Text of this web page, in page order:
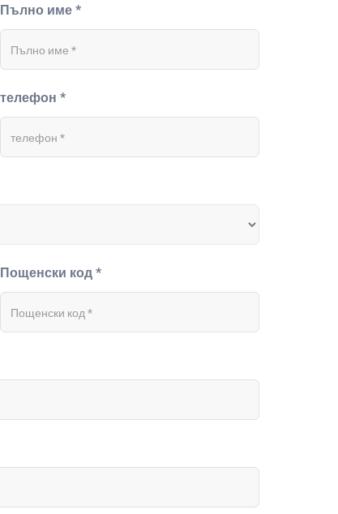
Пълно име *
телефон *
Пощенски код *